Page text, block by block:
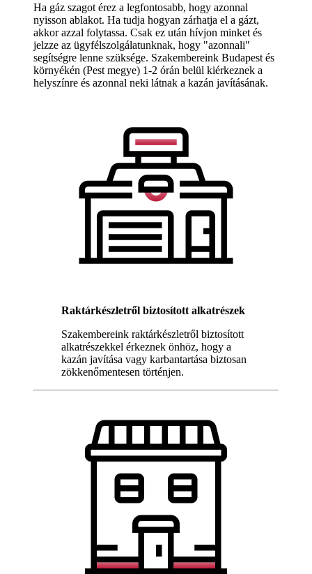
Ha gáz szagot érez a legfontosabb, hogy azonnal
nyisson ablakot. Ha tudja hogyan zárhatja el a gázt,
akkor azzal folytassa. Csak ez után hívjon minket és
jelzze az ügyfélszolgálatunknak, hogy "azonnali"
segítségre lenne szüksége. Szakembereink Budapest és
környékén (Pest megye) 1-2 órán belül kiérkeznek a
helyszínre és azonnal neki látnak a kazán javításának.
Raktárkészletről biztosított alkatrészek
Szakembereink raktárkészletről biztosított
alkatrészekkel érkeznek önhöz, hogy a
kazán javítása vagy karbantartása biztosan
zökkenőmentesen történjen.